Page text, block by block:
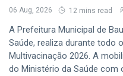
06 Aug, 2026 12 mins read
A Prefeitura Municipal de
Saúde, realiza durante todo
Multivacinação 2026. A
do Ministério da Saúde com